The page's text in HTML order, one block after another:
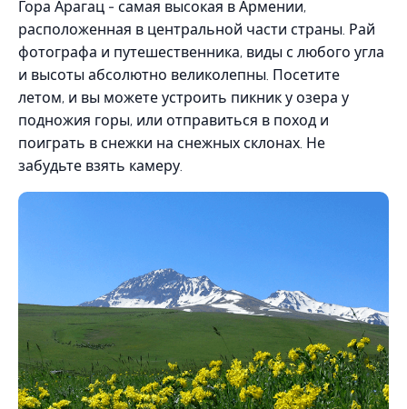
Гора Арагац - самая высокая в Армении,
расположенная в центральной части страны. Рай
фотографа и путешественника, виды с любого угла
и высоты абсолютно великолепны. Посетите
летом, и вы можете устроить пикник у озера у
подножия горы, или отправиться в поход и
поиграть в снежки на снежных склонах. Не
забудьте взять камеру.